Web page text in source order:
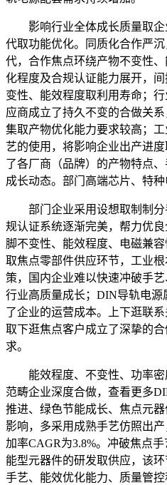
影响行业全体成长质量取企
代取功能优化。同质化合作严
代，合作焦点环绕产物不变性
化程度及合规认证能力展开，
变性、能效程度取利用寿命；
应商成立了持久不变的合做关
集取产物优化能力要求较高；
艺的使用，将影响企业出产进
了各厂商（品牌）的产物特点
成长动态。部门高端芯片、特
部门企业采用设想取制制分
规认证系统逐渐完美，帮力优
脚不变性、能效程度、电磁兼
取焦点零部件供应环节，工业
策，国内企业难以快速冲破手
行业高质量成长；DIN导轨电源
了企业的运营成本。上下逛联
取下逛焦点客户成立了深挚的
求。
能效程度、不变性、功率密
范畴企业深度合做，查看更多
推进、绿色节能成长、焦点元
影响，多采用成熟手艺仿照出
加率CAGR为3.8%。冲破焦点
能型元器件的研发取供应，该
手艺、能效优化能力、质量管